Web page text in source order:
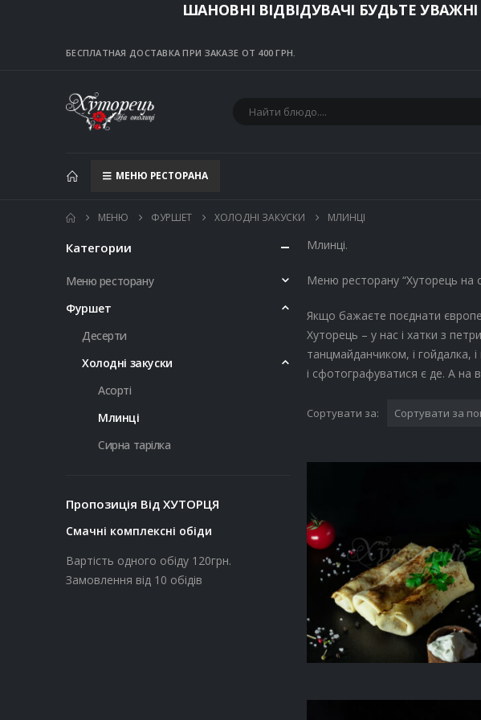
ШАНОВНІ ВІДВІДУВАЧІ БУДЬТЕ
БЕСПЛАТНАЯ ДОСТАВКА ПРИ ЗАКАЗЕ ОТ 400 ГРН.
МЕНЮ РЕСТОРАНА
МЕНЮ ФУРШЕТ ХОЛОДНІ ЗАКУСКИ МЛИНЦІ
Млинці.
Меню ресторану “Хуторець на
Якщо бажаєте поєднати
Хуторець – у нас і хатки з
танцмайданчиком, і гойдалка,
і сфотографуватися є де. А на
Сортувати за:
Категории
Меню ресторану
Фуршет
Десерти
Холодні закуски
Асорті
Млинці
Сирна тарілка
Пропозиція Від ХУТОРЦЯ
Смачні комплексні обіди
Вартість одного обіду 120грн.
Замовлення від 10 обідів